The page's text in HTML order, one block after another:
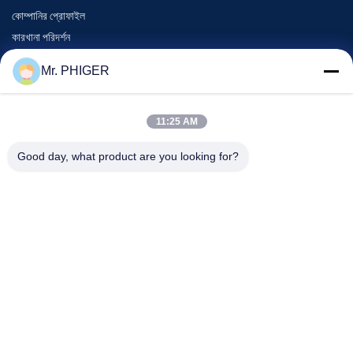
কোম্পানির প্রোফাইল
কারখানা পরিদর্শন
গুণমান নিয়ন্ত্রণ
সাইট ম্যাপ
ঘটনা
Mr. PHIGER
11:25 AM
Good day, what product are you looking for?